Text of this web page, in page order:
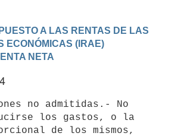
A LAS RENTAS DE LAS
ECONÓMICAS (IRAE)
NETA
los gastos, o la
de los mismos,